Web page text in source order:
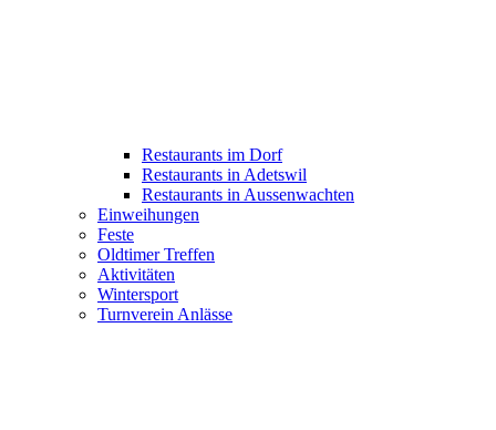
Restaurants im Dorf
Restaurants in Adetswil
Restaurants in Aussenwachten
Einweihungen
Feste
Oldtimer Treffen
Aktivitäten
Wintersport
Turnverein Anlässe